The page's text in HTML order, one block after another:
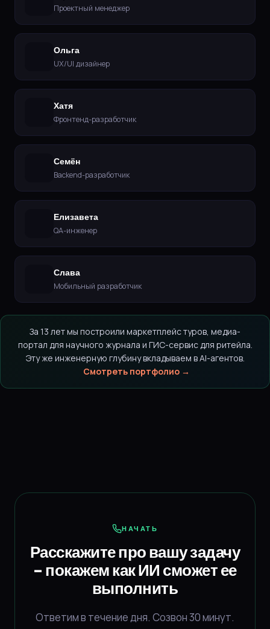
Проектный менеджер
Ольга
UX/UI дизайнер
Хатя
Фронтенд-разработчик
Семён
Backend-разработчик
Елизавета
QA-инженер
Слава
Мобильный разработчик
За 13 лет мы построили маркетплейс туров, медиа-
портал для научного журнала и ГИС-сервис для ритейла.
Эту же инженерную глубину вкладываем в AI-агентов.
Смотреть портфолио →
НАЧАТЬ
Расскажите про вашу задачу
- покажем как ИИ сможет ее
выполнить
Ответим в течение дня. Созвон 30 минут.